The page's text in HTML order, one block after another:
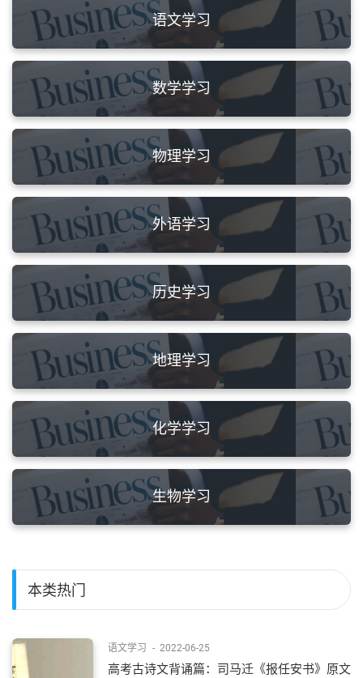
语文学习
数学学习
物理学习
外语学习
历史学习
地理学习
化学学习
生物学习
本类热门
语文学习 - 2022-06-25
高考古诗文背诵篇：司马迁《报任安书》原文